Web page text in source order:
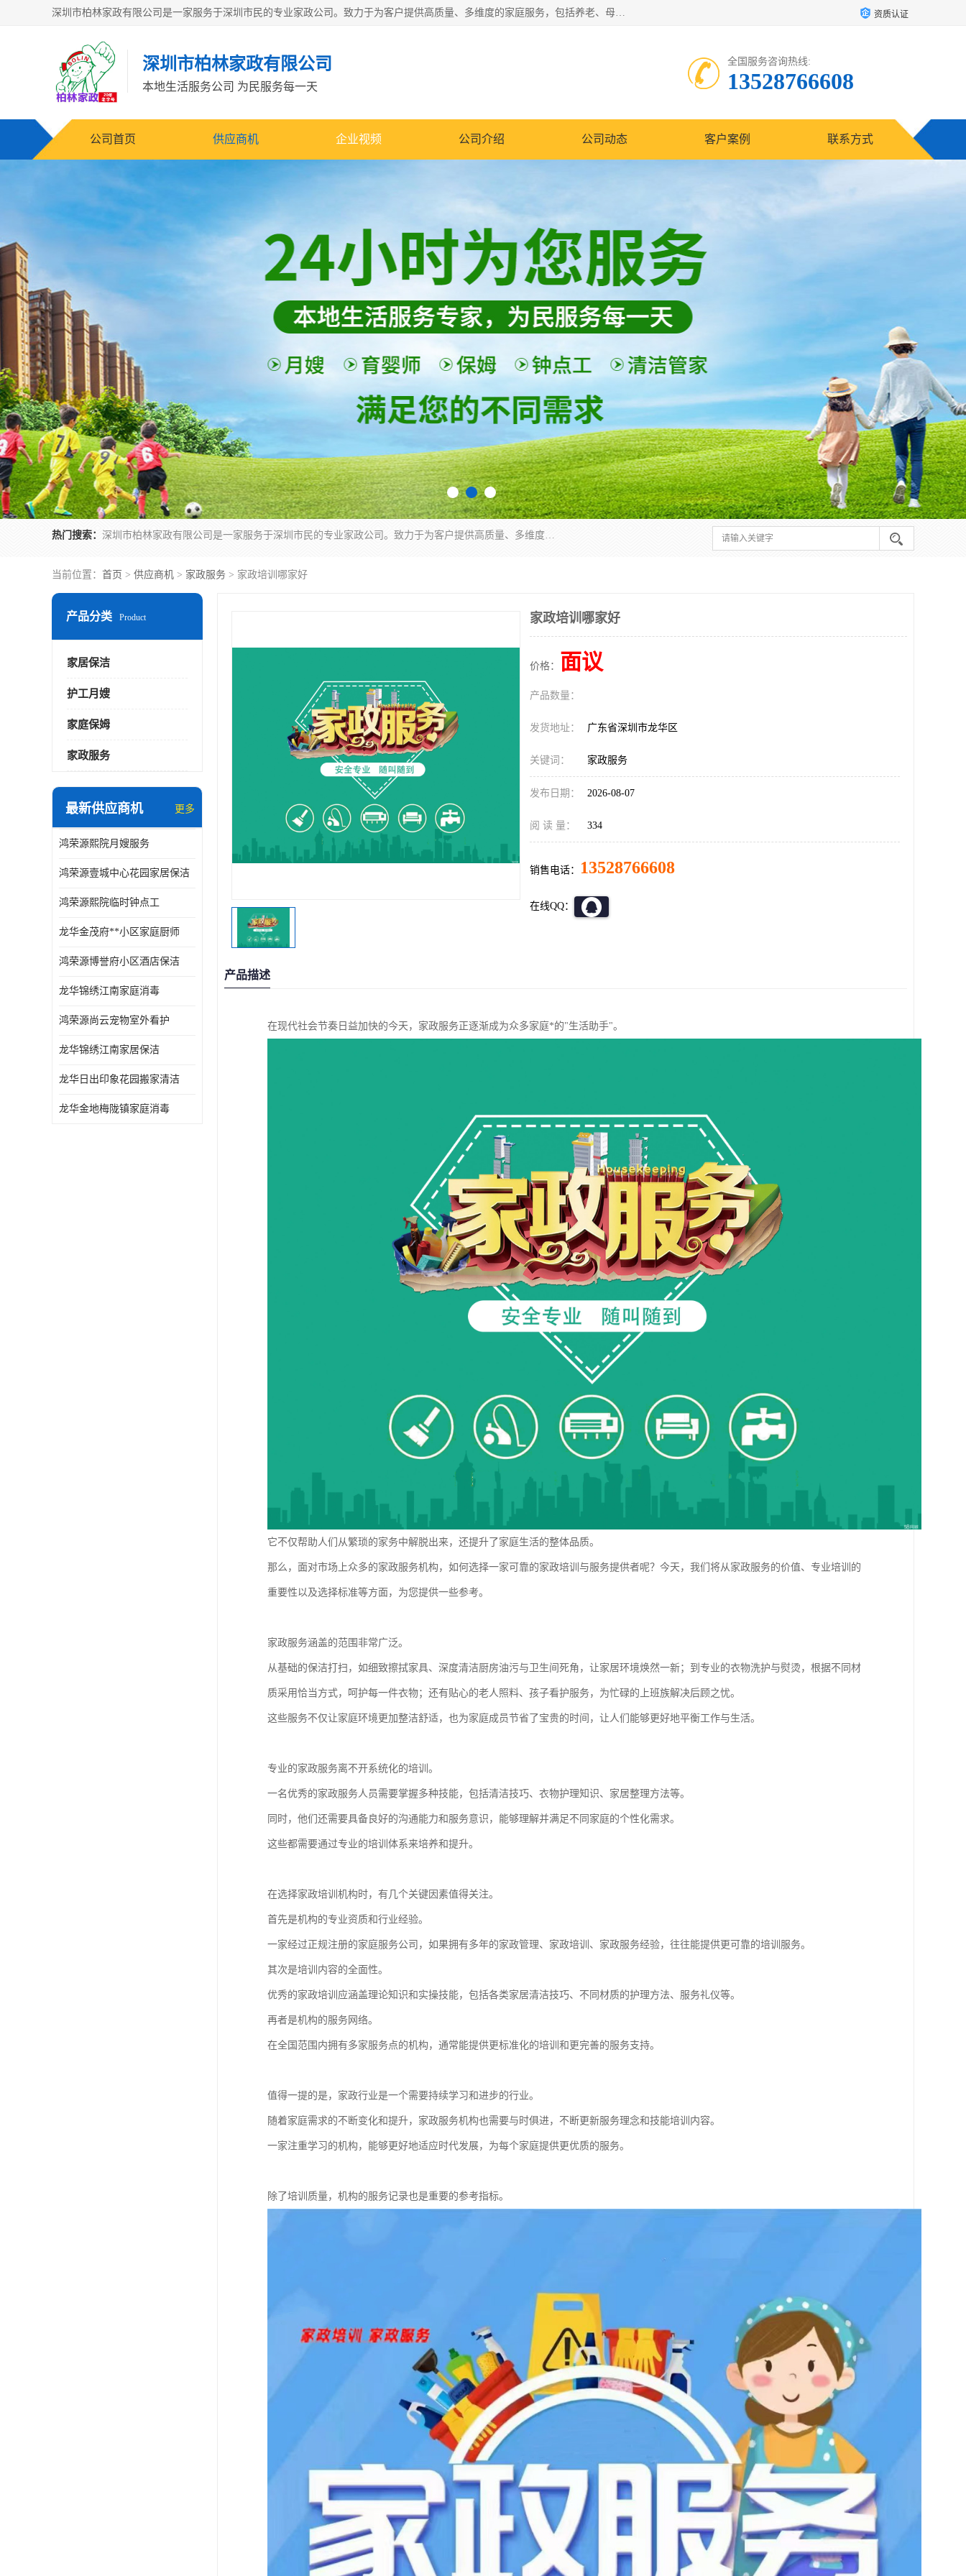
深圳市柏林家政有限公司是一家服务于深圳市民的专业家政公司。致力于为客户提供高质量、多维度的家庭服务，包括养老、母婴、月嫂育婴早教、康复理疗、家电清洗和保洁等方面的专业服务。 资质认证
深圳市柏林家政有限公司
本地生活服务公司 为民服务每一天
全国服务咨询热线:
13528766608
公司首页 供应商机 企业视频 公司介绍 公司动态 客户案例 联系方式
热门搜索： 深圳市柏林家政有限公司是一家服务于深圳市民的专业家政公司。致力于为客户提供高质量、多维度的家庭服务，包括养老、母婴、月嫂育婴早教、康复理疗、家电清洗和保洁等方面的专业服务。
当前位置： 首页 > 供应商机 > 家政服务 > 家政培训哪家好
产品分类 Product
家居保洁
护工月嫂
家庭保姆
家政服务
最新供应商机 更多
鸿荣源熙院月嫂服务
鸿荣源壹城中心花园家居保洁
鸿荣源熙院临时钟点工
龙华金茂府**小区家庭厨师
鸿荣源博誉府小区酒店保洁
龙华锦绣江南家庭消毒
鸿荣源尚云宠物室外看护
龙华锦绣江南家居保洁
龙华日出印象花园搬家清洁
龙华金地梅陇镇家庭消毒
家政培训哪家好
价格： 面议
产品数量：
发货地址： 广东省深圳市龙华区
关键词： 家政服务
发布日期： 2026-08-07
阅 读 量： 334
销售电话： 13528766608
在线QQ：
产品描述
在现代社会节奏日益加快的今天，家政服务正逐渐成为众多家庭*的"生活助手"。
它不仅帮助人们从繁琐的家务中解脱出来，还提升了家庭生活的整体品质。
那么，面对市场上众多的家政服务机构，如何选择一家可靠的家政培训与服务提供者呢？今天，我们将从家政服务的价值、专业培训的
重要性以及选择标准等方面，为您提供一些参考。
家政服务涵盖的范围非常广泛。
从基础的保洁打扫，如细致擦拭家具、深度清洁厨房油污与卫生间死角，让家居环境焕然一新；到专业的衣物洗护与熨烫，根据不同材
质采用恰当方式，呵护每一件衣物；还有贴心的老人照料、孩子看护服务，为忙碌的上班族解决后顾之忧。
这些服务不仅让家庭环境更加整洁舒适，也为家庭成员节省了宝贵的时间，让人们能够更好地平衡工作与生活。
专业的家政服务离不开系统化的培训。
一名优秀的家政服务人员需要掌握多种技能，包括清洁技巧、衣物护理知识、家居整理方法等。
同时，他们还需要具备良好的沟通能力和服务意识，能够理解并满足不同家庭的个性化需求。
这些都需要通过专业的培训体系来培养和提升。
在选择家政培训机构时，有几个关键因素值得关注。
首先是机构的专业资质和行业经验。
一家经过正规注册的家庭服务公司，如果拥有多年的家政管理、家政培训、家政服务经验，往往能提供更可靠的培训服务。
其次是培训内容的全面性。
优秀的家政培训应涵盖理论知识和实操技能，包括各类家居清洁技巧、不同材质的护理方法、服务礼仪等。
再者是机构的服务网络。
在全国范围内拥有多家服务点的机构，通常能提供更标准化的培训和更完善的服务支持。
值得一提的是，家政行业是一个需要持续学习和进步的行业。
随着家庭需求的不断变化和提升，家政服务机构也需要与时俱进，不断更新服务理念和技能培训内容。
一家注重学习的机构，能够更好地适应时代发展，为每个家庭提供更优质的服务。
除了培训质量，机构的服务记录也是重要的参考指标。